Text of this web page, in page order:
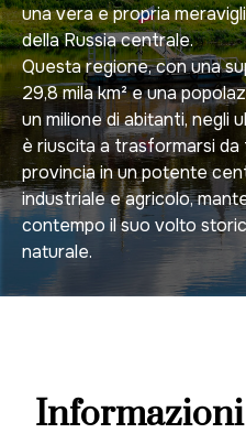
una vera e propria
della Russia centrale.
Questa regione, con una
29,8 mila km² e una
un milione di abitanti, negli
è riuscita a trasformarsi da
provincia in un potente
industriale e agricolo,
contempo il suo volto
naturale.